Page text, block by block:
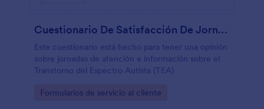
Cuestionario De Satisfacción De Jornada De Atención Autismo
Este cuestionario está hecho para tener una opinión
sobre jornadas de atención e información sobre el
Transtorno del Espectro Autista (TEA)
Go to Category:
Formularios de servicio al cliente